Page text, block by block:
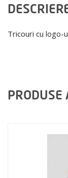
Tricouri cu logo-
PRODUSE